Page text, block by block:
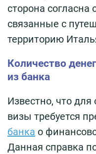
сторона согласна
связанные с
территорию
Количество
из банка
Известно, что
визы требуется
банка о
Данная справка